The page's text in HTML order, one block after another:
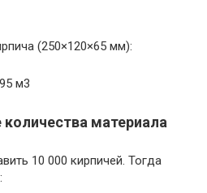
(250×120×65 мм):
м3
материала
10 000 кирпичей. Тогда